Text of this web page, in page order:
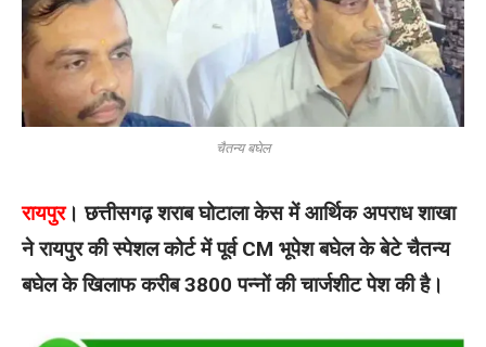
चैतन्य बघेल
रायपुर। छत्तीसगढ़ शराब घोटाला केस में आर्थिक अपराध शाखा
ने रायपुर की स्पेशल कोर्ट में पूर्व CM भूपेश बघेल के बेटे चैतन्य
बघेल के खिलाफ करीब 3800 पन्नों की चार्जशीट पेश की है।